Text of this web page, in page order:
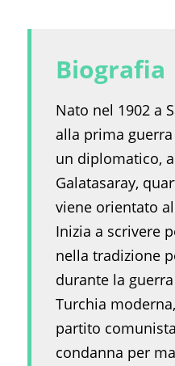
Biografia
Nato nel 1902 a
alla prima
un diplomatico,
Galatasaray,
viene orientato
Inizia a scrivere
nella tradizione
durante la
Turchia
partito
condanna per